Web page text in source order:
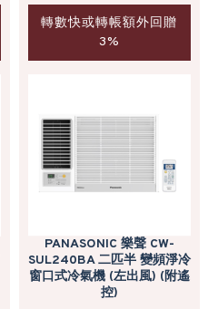
轉數快或轉帳額外回贈
3%
PANASONIC 樂聲 CW-
SUL240BA 二匹半 變頻淨冷
窗口式冷氣機 (左出風) (附遙
控)